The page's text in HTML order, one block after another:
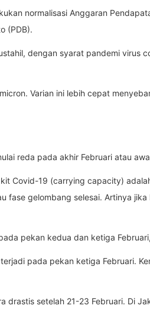
normalisasi Anggaran
(PDB).
dengan syarat pandemi virus
Varian ini lebih cepat
reda pada akhir Februari atau
Covid-19 (carrying capacity)
fase gelombang selesai. Artinya jika
pekan kedua dan ketiga
pada pekan ketiga Februari.
drastis setelah 21-23 Februari. Di